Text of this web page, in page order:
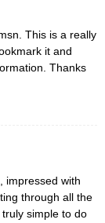
This is a really
it and
Thanks
impressed with
through all the
simple to do